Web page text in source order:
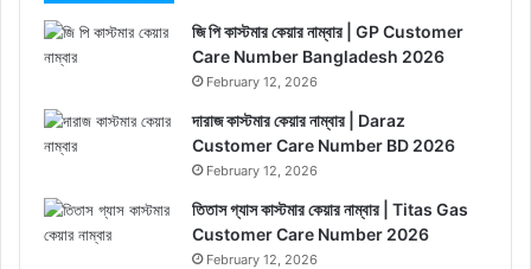
জি পি কাস্টমার কেয়ার নাম্বার | GP Customer
Care Number Bangladesh 2026
February 12, 2026
দারাজ কাস্টমার কেয়ার নাম্বার | Daraz
Customer Care Number BD 2026
February 12, 2026
তিতাস গ্যাস কাস্টমার কেয়ার নাম্বার | Titas Gas
Customer Care Number 2026
February 12, 2026